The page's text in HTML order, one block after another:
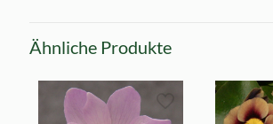
Ähnliche Produkte